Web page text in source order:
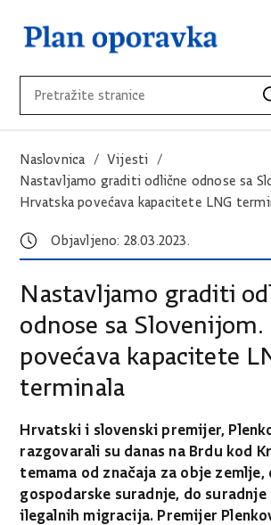
Naslovnica
Vijesti
Nastavljamo graditi odlične odnose sa
Hrvatska povećava kapacitete LNG
Objavljeno: 28.03.2023.
Nastavljamo graditi
odnose sa
povećava kapacitete
terminala
Hrvatski i slovenski premijer,
razgovarali su danas na Brdu kod
temama od značaja za obje
gospodarske suradnje, do
ilegalnih migracija. Premijer